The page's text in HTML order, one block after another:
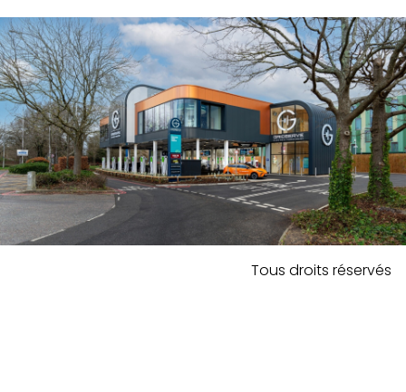
Tous droits réservés